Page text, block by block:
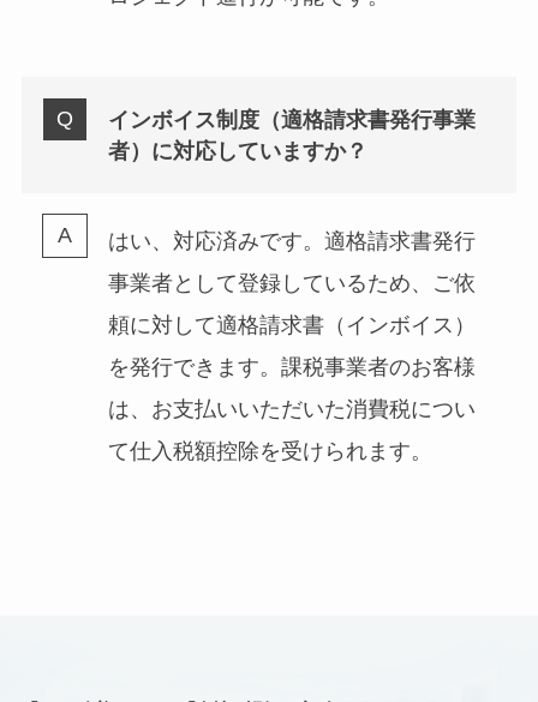
インボイス制度（適格請求書発行事業
者）に対応していますか？
はい、対応済みです。適格請求書発行
事業者として登録しているため、ご依
頼に対して適格請求書（インボイス）
を発行できます。課税事業者のお客様
は、お支払いいただいた消費税につい
て仕入税額控除を受けられます。